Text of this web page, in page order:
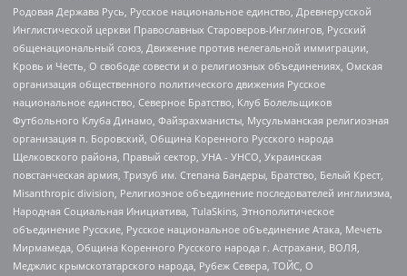
Родовая Держава Русь, Русское национальное единство, Древнерусской
Инглистической церкви Православных Староверов-Инглингов, Русский
общенациональный союз, Движение против нелегальной иммиграции,
Кровь и Честь, О свободе совести и о религиозных объединениях, Омская
организация общественного политического движения Русское
национальное единство, Северное Братство, Клуб Болельщиков
Футбольного Клуба Динамо, Файзрахманисты, Мусульманская религиозная
организация п. Боровский, Община Коренного Русского народа
Щелковского района, Правый сектор, УНА - УНСО, Украинская
повстанческая армия, Тризуб им. Степана Бандеры, Братство, Белый Крест,
Misanthropic division, Религиозное объединение последователей инглиизма,
Народная Социальная Инициатива, TulaSkins, Этнополитическое
объединение Русские, Русское национальное объединение Атака, Мечеть
Мирмамеда, Община Коренного Русского народа г. Астрахани, ВОЛЯ,
Меджлис крымскотатарского народа, Рубеж Севера, ТОЙС, О